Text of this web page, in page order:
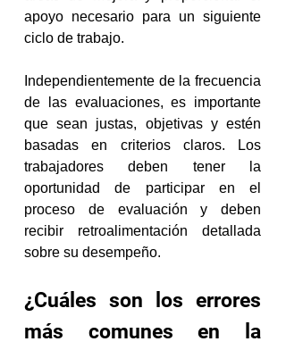
apoyo necesario para un siguiente
ciclo de trabajo.
Independientemente de la frecuencia
de las evaluaciones, es importante
que sean justas, objetivas y estén
basadas en criterios claros. Los
trabajadores deben tener la
oportunidad de participar en el
proceso de evaluación y deben
recibir retroalimentación detallada
sobre su desempeño.
¿Cuáles son los errores
más comunes en la